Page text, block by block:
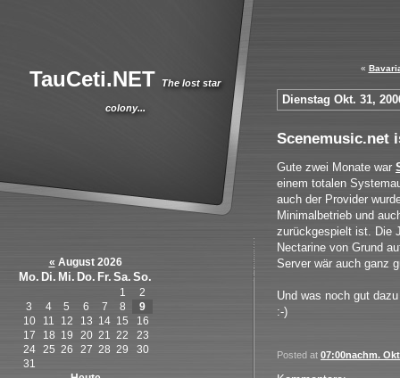
TauCeti.NET The lost star
colony...
« August 2026
Mo. Di. Mi. Do. Fr. Sa. So.
1
2
3
4 5 6 7 8
9
10
11 12 13 14 15
16
17
18 19 20 21 22
23
24
25 26 27 28 29
30
31
«
Dienstag Okt. 31,
Scenemusic.net
Gute zwei Monate war
einem totalen
auch der Provider
Minimalbetrieb und
zurückgespielt ist. Die
Nectarine von Grund
Server wär auch ganz
Und was noch gut
:-)
Posted at 07:00nachm.